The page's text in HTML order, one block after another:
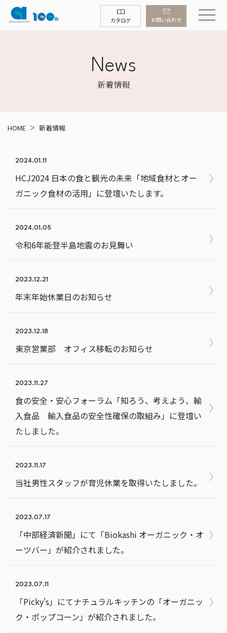
カタログ お問い合わせ
News
新着情報
HOME 新着情報
2024.01.11
HCJ2024 日本の食と観光の未来「地域食材とオー
ガニック食材の活用」に登壇いたします。
2024.01.05
令和6年能登半島地震のお見舞い
2023.12.21
年末年始休業日のお知らせ
2023.12.18
東京営業部 オフィス移転のお知らせ
2023.11.27
食の安全・安心フォーラム「知ろう、考えよう、輸
入食品 輸入食品の安全性確保の取組み」に登壇い
たしました。
2023.11.17
当社男性スタッフが育児休業を取得いたしました。
2023.07.17
「中部経済新聞」にて「Biokashi オーガニック・オ
ーツバー」が紹介されました。
2023.07.11
「Picky's」にてナチュラルキッチンの「オーガニッ
ク・ポップコーン」が紹介されました。